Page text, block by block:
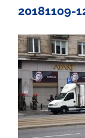
20181109-